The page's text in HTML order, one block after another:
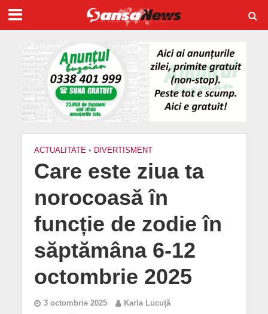
ACTUALITATE • DIVERTISMENT
Care este ziua ta
norocoasă în
funcție de zodie în
săptămâna 6-12
octombrie 2025
3 octombrie 2025
Karla Lucuță